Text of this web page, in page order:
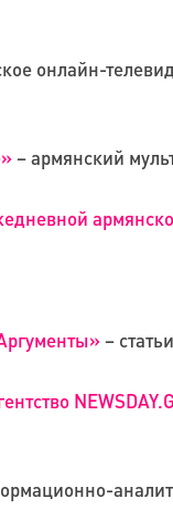
онлайн-
– армянский
–